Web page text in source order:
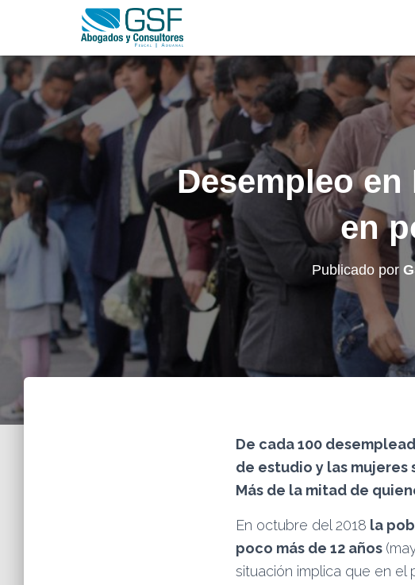
Desempleo
en
Publicado por
De cada 100
de estudio y las mujeres
Más de la mitad de
En octubre del 2018 la
poco más de 12 años
situación implica que en el